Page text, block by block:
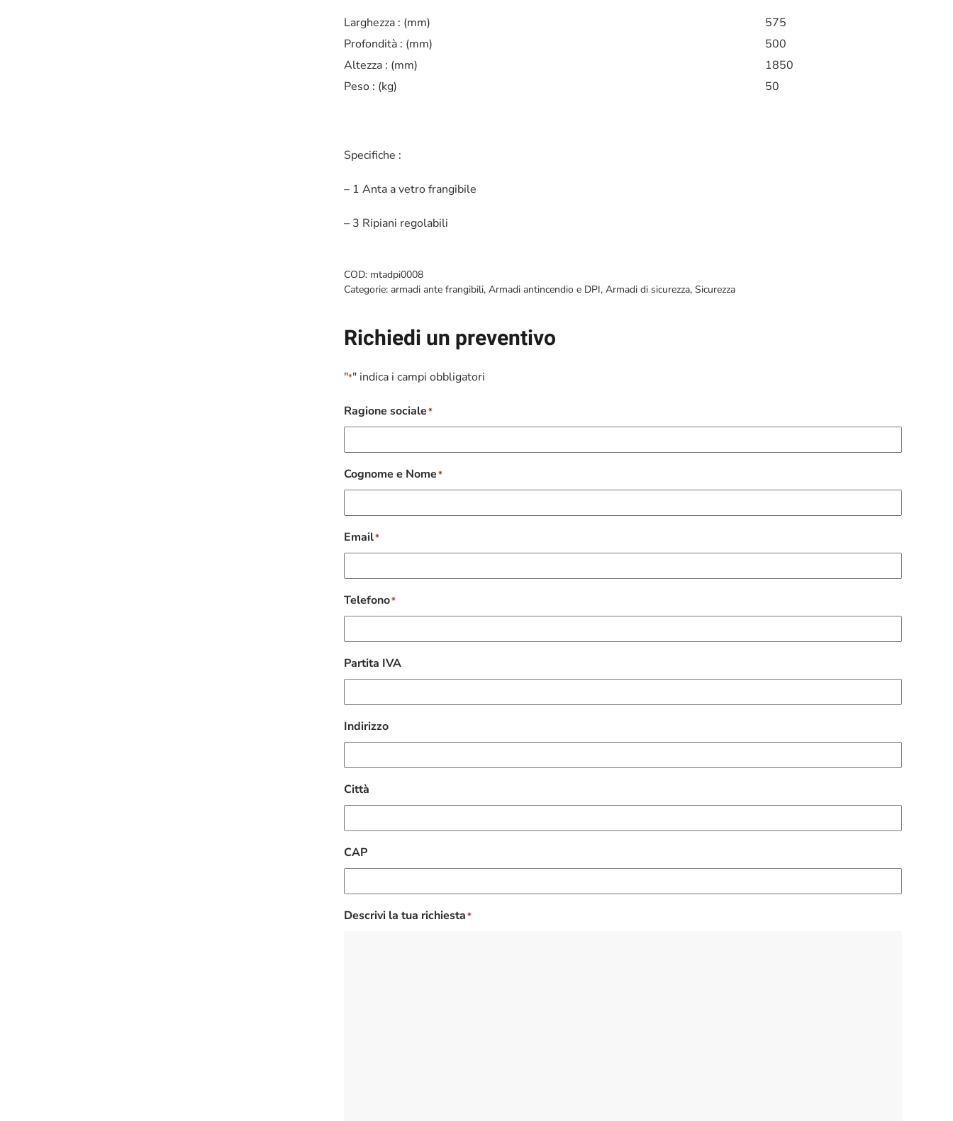
Larghezza : (mm)
575
Profondità : (mm)
500
Altezza : (mm)
1850
Peso : (kg)
50
Specifiche :
– 1 Anta a vetro frangibile
– 3 Ripiani regolabili
COD: mtadpi0008
Categorie:armadi ante frangibili,Armadi antincendio e DPI,Armadi di sicurezza,Sicurezza
Richiedi un preventivo
"*" indica i campi obbligatori
Ragione sociale*
Cognome e Nome*
Email*
Telefono*
Partita IVA
Indirizzo
Città
CAP
Descrivi la tua richiesta*